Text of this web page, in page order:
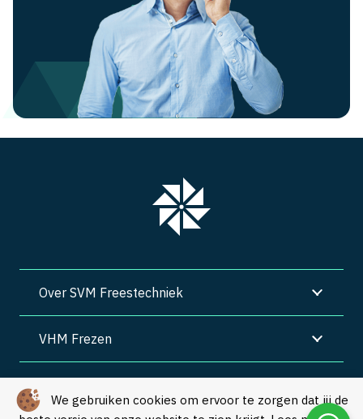
We gebruiken cookies om ervoor te zorgen dat jij de
Over SVM Freestechniek
VHM Frezen